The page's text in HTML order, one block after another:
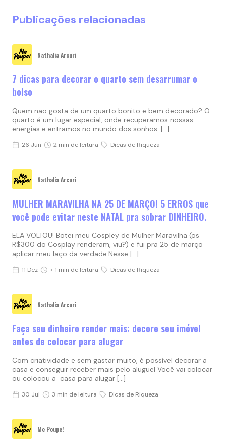
Publicações relacionadas
Nathalia Arcuri
7 dicas para decorar o quarto sem desarrumar o
bolso
Quem não gosta de um quarto bonito e bem decorado? O
quarto é um lugar especial, onde recuperamos nossas
energias e entramos no mundo dos sonhos. […]
26 Jun 2 min de leitura Dicas de Riqueza
Nathalia Arcuri
MULHER MARAVILHA NA 25 DE MARÇO! 5 ERROS que
você pode evitar neste NATAL pra sobrar DINHEIRO.
ELA VOLTOU! Botei meu Cospley de Mulher Maravilha (os
R$300 do Cosplay renderam, viu?) e fui pra 25 de março
aplicar meu laço da verdade.Nesse […]
11 Dez < 1 min de leitura Dicas de Riqueza
Nathalia Arcuri
Faça seu dinheiro render mais: decore seu imóvel
antes de colocar para alugar
Com criatividade e sem gastar muito, é possível decorar a
casa e conseguir receber mais pelo aluguel Você vai colocar
ou colocou a casa para alugar […]
30 Jul 3 min de leitura Dicas de Riqueza
Me Poupe!